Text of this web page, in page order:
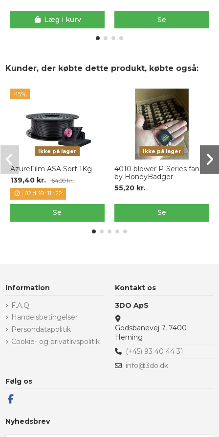
Læg i kurv Se
Kunder, der købte dette produkt, købte også:
-15%
Ikke på lager
AzureFilm ASA Sort 1Kg
139,40 kr.
164,00 kr.
02d. 18: 11 : 22
Se
Ikke på lager
4010 blower P-Series fan
by HoneyBadger
55,20 kr.
Se
Information
F.A.Q.
Handelsbetingelser
Persondatapolitik
Cookie- og privatlivspolitik
Kontakt os
3DO ApS
Godsbanevej 7, 7400
Herning
(+45) 93 40 44 31
info@3do.dk
Følg os
Nyhedsbrev